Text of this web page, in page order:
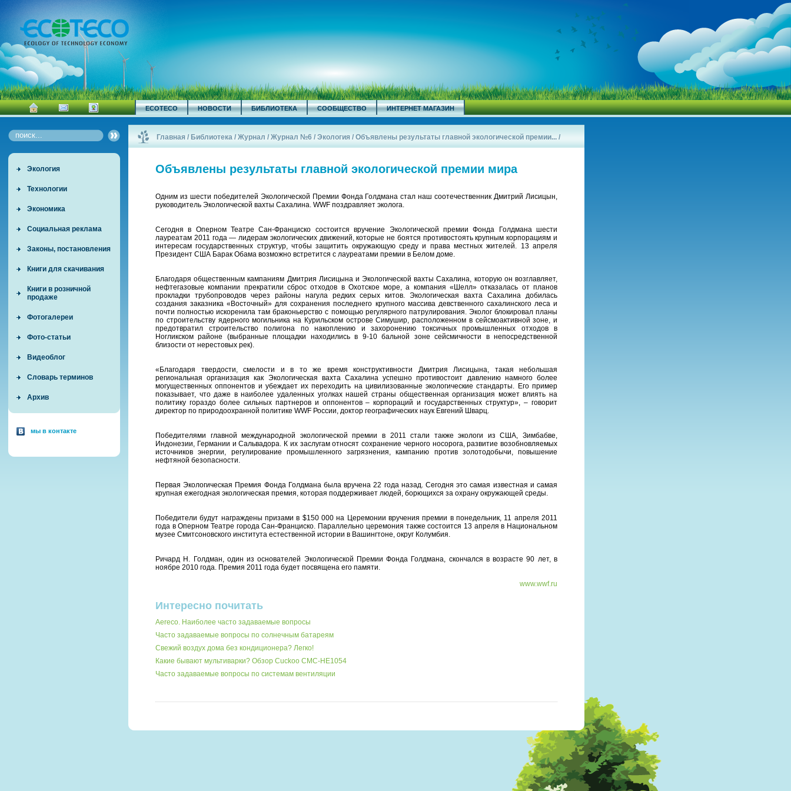
ECOTECO НОВОСТИ БИБЛИОТЕКА СООБЩЕСТВО ИНТЕРНЕТ МАГАЗИН
Экология
Технологии
Экономика
Социальная реклама
Законы, постановления
Книги для скачивания
Книги в розничной
продаже
Фотогалереи
Фото-статьи
Видеоблог
Словарь терминов
Архив
мы в контакте
Главная / Библиотека /Журнал /Журнал №6 /Экология /Объявлены результаты главной экологической премии... /
Объявлены результаты главной экологической премии мира
Одним из шести победителей Экологической Премии Фонда Голдмана стал наш соотечественник Дмитрий Лисицын,
руководитель Экологической вахты Сахалина. WWF поздравляет эколога.
Сегодня в Оперном Театре Сан-Франциско состоится вручение Экологической премии Фонда Голдмана шести
лауреатам 2011 года — лидерам экологических движений, которые не боятся противостоять крупным корпорациям и
интересам государственных структур, чтобы защитить окружающую среду и права местных жителей. 13 апреля
Президент США Барак Обама возможно встретится с лауреатами премии в Белом доме.
Благодаря общественным кампаниям Дмитрия Лисицына и Экологической вахты Сахалина, которую он возглавляет,
нефтегазовые компании прекратили сброс отходов в Охотское море, а компания «Шелл» отказалась от планов
прокладки трубопроводов через районы нагула редких серых китов. Экологическая вахта Сахалина добилась
создания заказника «Восточный» для сохранения последнего крупного массива девственного сахалинского леса и
почти полностью искоренила там браконьерство с помощью регулярного патрулирования. Эколог блокировал планы
по строительству ядерного могильника на Курильском острове Симушир, расположенном в сейсмоактивной зоне, и
предотвратил строительство полигона по накоплению и захоронению токсичных промышленных отходов в
Ногликском районе (выбранные площадки находились в 9-10 бальной зоне сейсмичности в непосредственной
близости от нерестовых рек).
«Благодаря твердости, смелости и в то же время конструктивности Дмитрия Лисицына, такая небольшая
региональная организация как Экологическая вахта Сахалина успешно противостоит давлению намного более
могущественных оппонентов и убеждает их переходить на цивилизованные экологические стандарты. Его пример
показывает, что даже в наиболее удаленных уголках нашей страны общественная организация может влиять на
политику гораздо более сильных партнеров и оппонентов – корпораций и государственных структур», – говорит
директор по природоохранной политике WWF России, доктор географических наук Евгений Шварц.
Победителями главной международной экологической премии в 2011 стали также экологи из США, Зимбабве,
Индонезии, Германии и Сальвадора. К их заслугам относят сохранение черного носорога, развитие возобновляемых
источников энергии, регулирование промышленного загрязнения, кампанию против золотодобычи, повышение
нефтяной безопасности.
Первая Экологическая Премия Фонда Голдмана была вручена 22 года назад. Сегодня это самая известная и самая
крупная ежегодная экологическая премия, которая поддерживает людей, борющихся за охрану окружающей среды.
Победители будут награждены призами в $150 000 на Церемонии вручения премии в понедельник, 11 апреля 2011
года в Оперном Театре города Сан-Франциско. Параллельно церемония также состоится 13 апреля в Национальном
музее Смитсоновского института естественной истории в Вашингтоне, округ Колумбия.
Ричард Н. Голдман, один из основателей Экологической Премии Фонда Голдмана, скончался в возрасте 90 лет, в
ноябре 2010 года. Премия 2011 года будет посвящена его памяти.
www.wwf.ru
Интересно почитать
Aereco. Наиболее часто задаваемые вопросы
Часто задаваемые вопросы по солнечным батареям
Свежий воздух дома без кондиционера? Легко!
Какие бывают мультиварки? Обзор Cuckoo CMC-HE1054
Часто задаваемые вопросы по системам вентиляции